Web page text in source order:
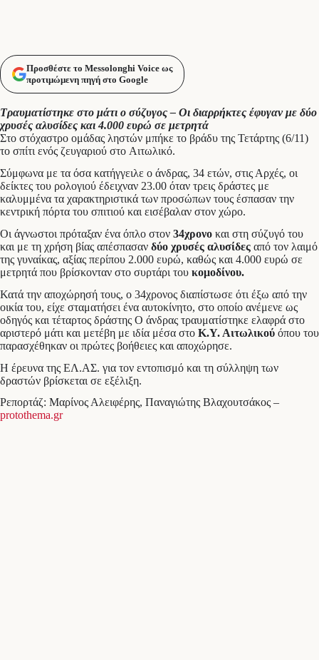
Προσθέστε το Messolonghi Voice ως
προτιμώμενη πηγή στο Google
Τραυματίστηκε στο μάτι ο σύζυγος – Οι διαρρήκτες έφυγαν με δύο
χρυσές αλυσίδες και 4.000 ευρώ σε μετρητά
Στο στόχαστρο ομάδας ληστών μπήκε το βράδυ της Τετάρτης (6/11)
το σπίτι ενός ζευγαριού στο Αιτωλικό.
Σύμφωνα με τα όσα κατήγγειλε ο άνδρας, 34 ετών, στις Αρχές, οι
δείκτες του ρολογιού έδειχναν 23.00 όταν τρεις δράστες με
καλυμμένα τα χαρακτηριστικά των προσώπων τους έσπασαν την
κεντρική πόρτα του σπιτιού και εισέβαλαν στον χώρο.
Οι άγνωστοι πρόταξαν ένα όπλο στον 34χρονο και στη σύζυγό του
και με τη χρήση βίας απέσπασαν δύο χρυσές αλυσίδες από τον λαιμό
της γυναίκας, αξίας περίπου 2.000 ευρώ, καθώς και 4.000 ευρώ σε
μετρητά που βρίσκονταν στο συρτάρι του κομοδίνου.
Κατά την αποχώρησή τους, ο 34χρονος διαπίστωσε ότι έξω από την
οικία του, είχε σταματήσει ένα αυτοκίνητο, στο οποίο ανέμενε ως
οδηγός και τέταρτος δράστης Ο άνδρας τραυματίστηκε ελαφρά στο
αριστερό μάτι και μετέβη με ιδία μέσα στο Κ.Υ. Αιτωλικού όπου του
παρασχέθηκαν οι πρώτες βοήθειες και αποχώρησε.
Η έρευνα της ΕΛ.ΑΣ. για τον εντοπισμό και τη σύλληψη των
δραστών βρίσκεται σε εξέλιξη.
Ρεπορτάζ: Μαρίνος Αλειφέρης, Παναγιώτης Βλαχουτσάκος –
protothema.gr